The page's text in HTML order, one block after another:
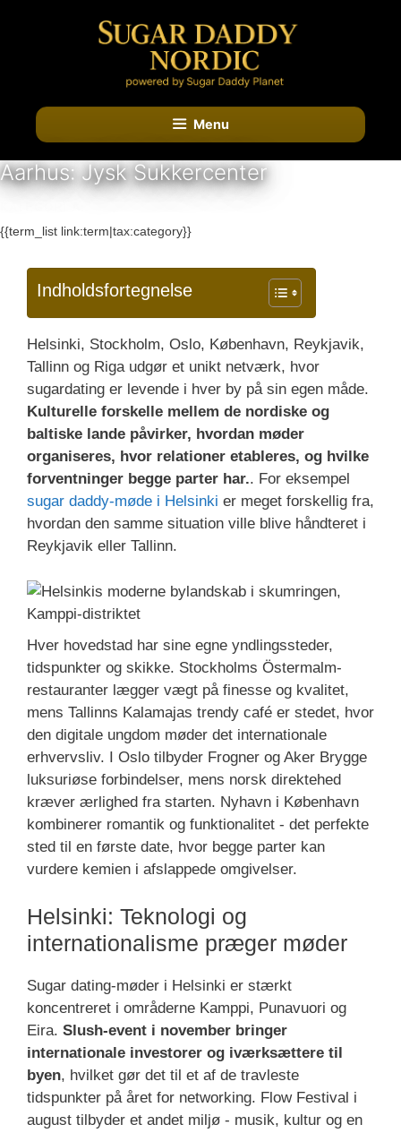
Menu
Aarhus: Jysk Sukkercenter
{{term_list link:term|tax:category}}
Indholdsfortegnelse
Helsinki, Stockholm, Oslo, København, Reykjavik,
Tallinn og Riga udgør et unikt netværk, hvor
sugardating er levende i hver by på sin egen måde.
Kulturelle forskelle mellem de nordiske og
baltiske lande påvirker, hvordan møder
organiseres, hvor relationer etableres, og hvilke
forventninger begge parter har.. For eksempel
sugar daddy-møde i Helsinki er meget forskellig fra,
hvordan den samme situation ville blive håndteret i
Reykjavik eller Tallinn.
Hver hovedstad har sine egne yndlingssteder,
tidspunkter og skikke. Stockholms Östermalm-
restauranter lægger vægt på finesse og kvalitet,
mens Tallinns Kalamajas trendy café er stedet, hvor
den digitale ungdom møder det internationale
erhvervsliv. I Oslo tilbyder Frogner og Aker Brygge
luksuriøse forbindelser, mens norsk direktehed
kræver ærlighed fra starten. Nyhavn i København
kombinerer romantik og funktionalitet - det perfekte
sted til en første date, hvor begge parter kan
vurdere kemien i afslappede omgivelser.
Helsinki: Teknologi og
internationalisme præger møder
Sugar dating-møder i Helsinki er stærkt
koncentreret i områderne Kamppi, Punavuori og
Eira. Slush-event i november bringer
internationale investorer og iværksættere til
byen, hvilket gør det til et af de travleste
tidspunkter på året for networking. Flow Festival i
august tilbyder et andet miljø - musik, kultur og en